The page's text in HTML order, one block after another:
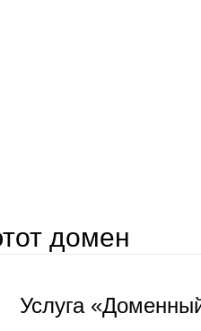
домен
Услуга